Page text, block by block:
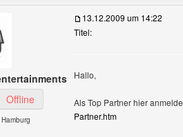
entertainments Benutzer-Profile anzeigen
Offline
13.12.2009 um 14:22
Titel:
Hallo,
Als Top Partner hier
Partner.htm